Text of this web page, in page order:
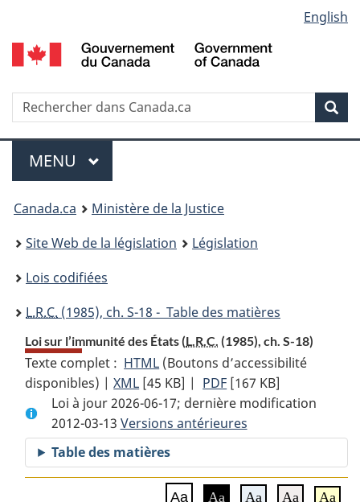
au
contenu
propos
de
la
HTML
simplifiée
selection
English
Recherche
Menu
MENU PRINCIPAL
You
are
here:
Canada.ca
Ministère de la Justice
Site Web de la législation
Législation
Lois codifiées
L.R.C. (1985), ch. S-18 - Table des matières
Loi sur l’immunité des États (L.R.C. (1985), ch. S-18)
Texte complet : HTML Texte
complet
:
Loi
sur
l’immunité
des
(Boutons d’accessibilité
disponibles) |XML Texte
complet
:
Loi
sur
l’immunité
[45 KB] | PDF Texte
complet
:
Loi
sur
l’immunité
[167 KB]
Loi à jour 2026-06-17; dernière modification
2012-03-13 Versions antérieures
Table des matières
Aa Aa Aa Aa Aa